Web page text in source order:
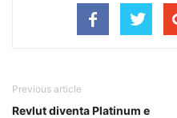
Previous article
Revlut diventa Platinum e